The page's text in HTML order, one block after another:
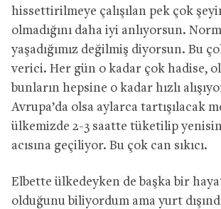
hissettirilmeye çalışılan pek çok
olmadığını daha iyi anlıyorsun.
yaşadığımız değilmiş diyorsun. Bu
verici. Her gün o kadar çok hadise,
bunların hepsine o kadar hızlı
Avrupa’da olsa aylarca tartışılacak
ülkemizde 2-3 saatte tüketilip
acısına geçiliyor. Bu çok can sıkıcı.
Elbette ülkedeyken de başka bir
olduğunu biliyordum ama yurt